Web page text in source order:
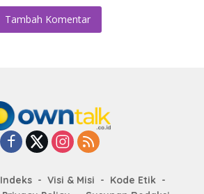
Tambah Komentar
Indeks Visi & Misi
Kode Etik